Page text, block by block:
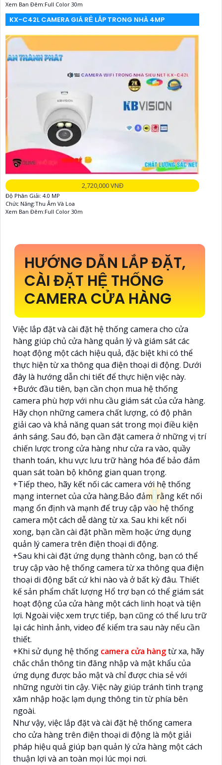
Xem Ban Đêm:Full Color 30m
KX-C42L CAMERA GIÁ RẺ LẮP TRONG NHÀ 4MP
2,720,000 VNĐ
Độ Phân Giải: 4.0 MP
Chức Năng:Thu Âm Và Loa
Xem Ban Đêm:Full Color 30m
HƯỚNG DẪN LẮP ĐẶT,
CÀI ĐẶT HỆ THỐNG
CAMERA CỬA HÀNG
Việc lắp đặt và cài đặt hệ thống camera cho cửa
hàng giúp chủ cửa hàng quản lý và giám sát các
hoạt động một cách hiệu quả, đặc biệt khi có thể
thực hiện từ xa thông qua điện thoại di động. Dưới
đây là hướng dẫn chi tiết để thực hiện việc này.
+Bước đầu tiên, bạn cần chọn mua hệ thống
camera phù hợp với nhu cầu giám sát của cửa hàng.
Hãy chọn những camera chất lượng, có độ phân
giải cao và khả năng quan sát trong mọi điều kiện
ánh sáng. Sau đó, bạn cần đặt camera ở những vị trí
chiến lược trong cửa hàng như cửa ra vào, quầy
thanh toán, khu vực lưu trữ hàng hóa để bảo đảm
quan sát toàn bộ không gian quan trọng.
+Tiếp theo, hãy kết nối các camera với hệ thống
mạng internet của cửa hàng.Bảo đảm rằng kết nối
mạng ổn định và mạnh để truy cập vào hệ thống
camera một cách dễ dàng từ xa. Sau khi kết nối
xong, bạn cần cài đặt phần mềm hoặc ứng dụng
quản lý camera trên điện thoại di động.
+Sau khi cài đặt ứng dụng thành công, bạn có thể
truy cập vào hệ thống camera từ xa thông qua điện
thoại di động bất cứ khi nào và ở bất kỳ đâu. Thiết
kế sản phẩm chất lượng Hổ trợ bạn có thể giám sát
hoạt động của cửa hàng một cách linh hoạt và tiện
lợi. Ngoài việc xem trực tiếp, bạn cũng có thể lưu trữ
lại các hình ảnh, video để kiểm tra sau này nếu cần
thiết.
+Khi sử dụng hệ thống camera cửa hàngtừ xa, hãy
chắc chắn thông tin đăng nhập và mật khẩu của
ứng dụng được bảo mật và chỉ được chia sẻ với
những người tin cậy. Việc này giúp tránh tình trạng
xâm nhập hoặc lạm dụng thông tin từ phía bên
ngoài.
Như vậy, việc lắp đặt và cài đặt hệ thống camera
cho cửa hàng trên điện thoại di động là một giải
pháp hiệu quả giúp bạn quản lý cửa hàng một cách
thuận lợi và an toàn mọi lúc mọi nơi.